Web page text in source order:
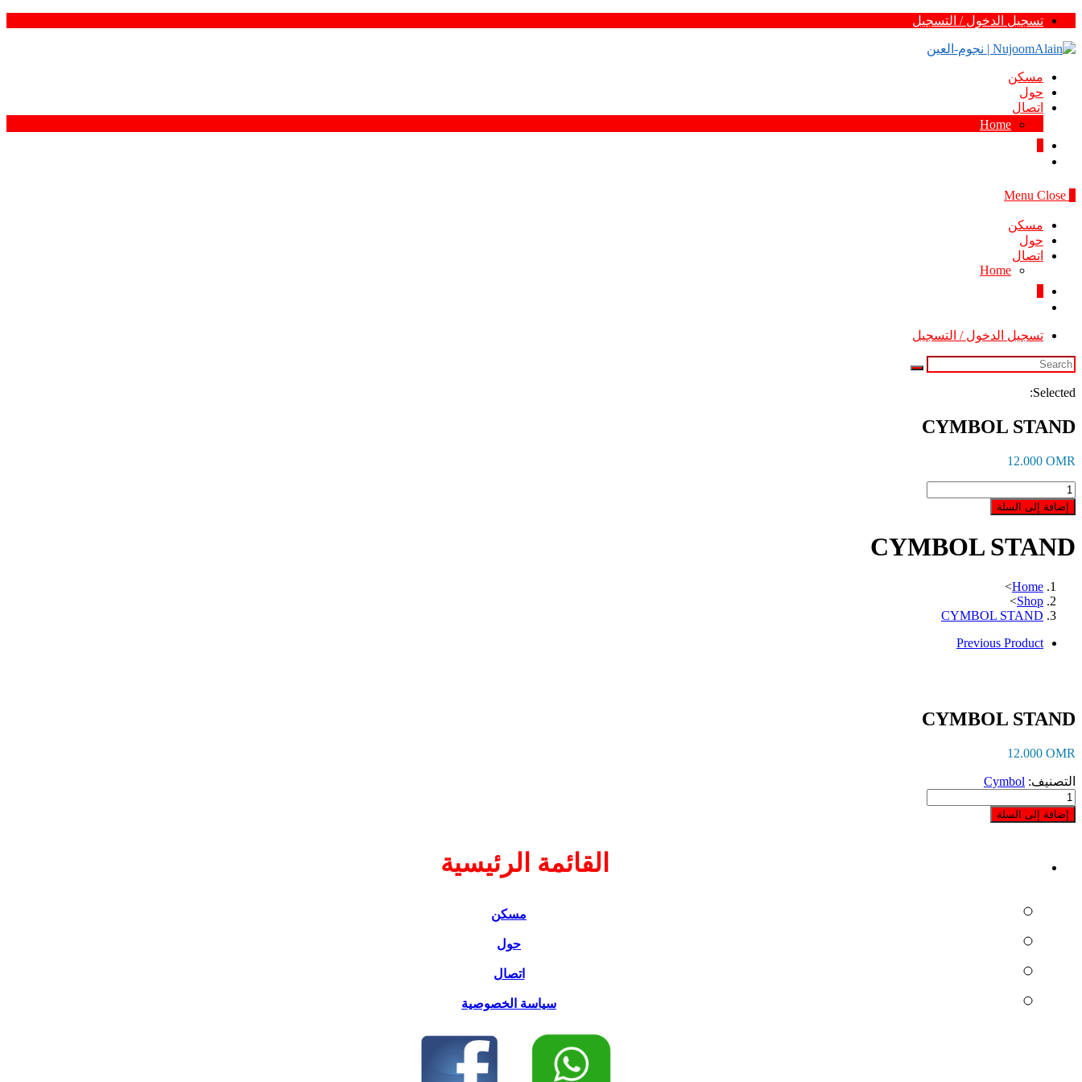
Skip
content
تسجيل الدخول / التسجيل
مسكن
حول
اتصال
Home
Menu Close
مسكن
حول
اتصال
Home
تسجيل الدخول / التسجيل
Selected:
CYMBOL STAND
12.000 OMR
كمية
CYMBOL
STAND
إضافة إلى السلة
CYMBOL STAND
Home
>
Shop
>
CYMBOL STAND
Previous Product
CYMBOL STAND
12.000 OMR
التصنيف: Cymbol
كمية
CYMBOL
STAND
إضافة إلى السلة
القائمة الرئيسية
مسكن
حول
اتصال
سياسة الخصوصية